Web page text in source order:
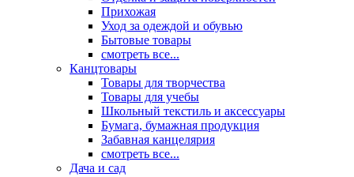
Прихожая
Уход за одеждой и обувью
Бытовые товары
смотреть все...
Канцтовары
Товары для творчества
Товары для учебы
Школьный текстиль и аксессуары
Бумага, бумажная продукция
Забавная канцелярия
смотреть все...
Дача и сад